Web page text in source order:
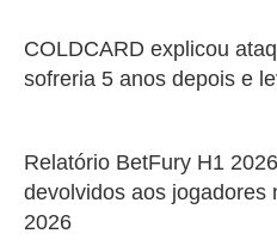
COLDCARD explicou
sofreria 5 anos depois e
Relatório BetFury H1
devolvidos aos jogadores
2026